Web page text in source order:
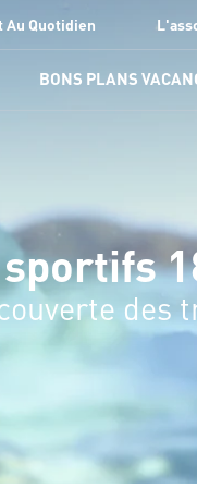
Au Quotidien
BONS PLANS
des